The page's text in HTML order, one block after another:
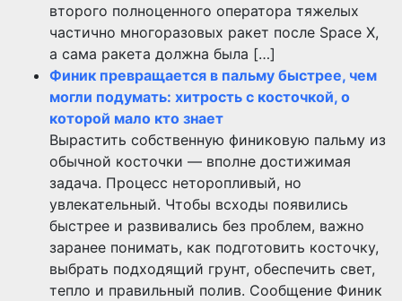
второго полноценного оператора тяжелых
частично многоразовых ракет после Space X,
а сама ракета должна была […]
Финик превращается в пальму быстрее, чем
могли подумать: хитрость с косточкой, о
которой мало кто знает
Вырастить собственную финиковую пальму из
обычной косточки — вполне достижимая
задача. Процесс неторопливый, но
увлекательный. Чтобы всходы появились
быстрее и развивались без проблем, важно
заранее понимать, как подготовить косточку,
выбрать подходящий грунт, обеспечить свет,
тепло и правильный полив. Сообщение Финик